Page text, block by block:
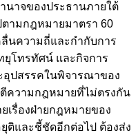
นาจของประธานภายใต้
ตามกฎหมายมาตรา 60
นความถี่และกำกับการ
ยุโทรทัศน์ และกิจการ
ปสรรคในพิจารณาของ
ความกฎหมายที่ไม่ตรงกัน
เรื่องฝ่ายกฎหมายของ
ติและชี้ชัดอีกต่อไป ต้องส่ง